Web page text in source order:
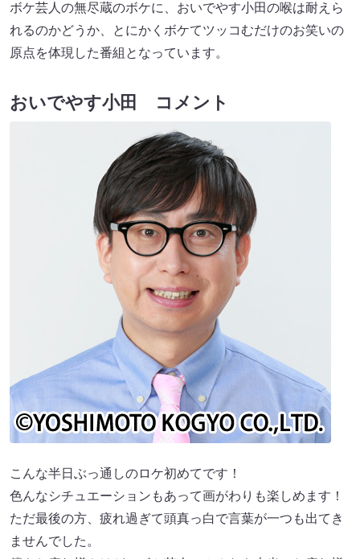
ボケ芸人の無尽蔵のボケに、おいでやす小田の喉は耐えら
れるのかどうか、とにかくボケてツッコむだけのお笑いの
原点を体現した番組となっています。
おいでやす小田 コメント
こんな半日ぶっ通しのロケ初めてです！
色んなシチュエーションもあって画がわりも楽しめます！
ただ最後の方、疲れ過ぎて頭真っ白で言葉が一つも出てき
ませんでした。